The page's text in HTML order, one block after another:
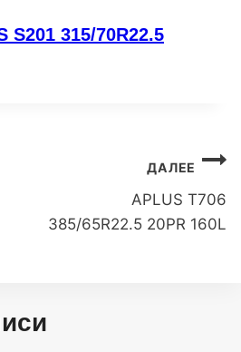
315/70R22.5
ДАЛЕЕ
APLUS T706
385/65R22.5 20PR 160L